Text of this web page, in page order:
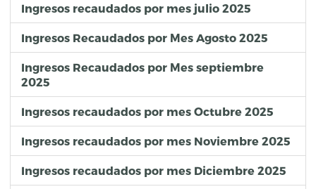
Ingresos recaudados por mes julio 2025
Ingresos Recaudados por Mes Agosto 2025
Ingresos Recaudados por Mes septiembre
2025
Ingresos recaudados por mes Octubre 2025
Ingresos recaudados por mes Noviembre 2025
Ingresos recaudados por mes Diciembre 2025